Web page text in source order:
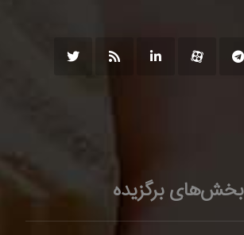
بخش‌های برگزیده